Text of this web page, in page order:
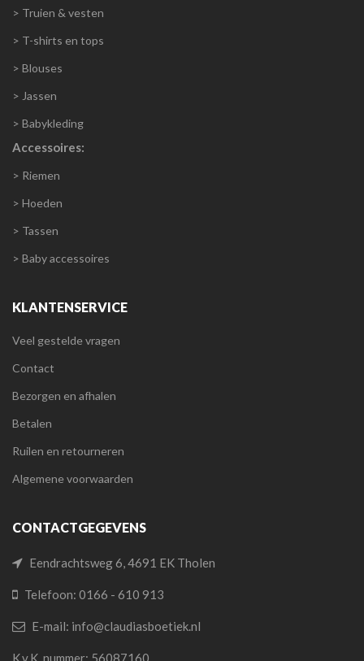
> Truien & vesten
> T-shirts en tops
> Blouses
> Jassen
> Babykleding
Accessoires:
> Riemen
> Hoeden
> Tassen
> Baby accessoires
KLANTENSERVICE
Veel gestelde vragen
Contact
Bezorgen en afhalen
Betalen
Ruilen en retourneren
Algemene voorwaarden
CONTACTGEGEVENS
Eendrachtsweg 6, 4691 EK Tholen
Telefoon: 0166 - 610 913
E-mail: info@claudiasboetiek.nl
K.v.K. nummer: 56087160